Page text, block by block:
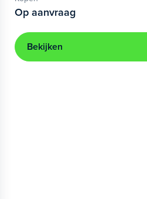
Op aanvraag
Bekijken